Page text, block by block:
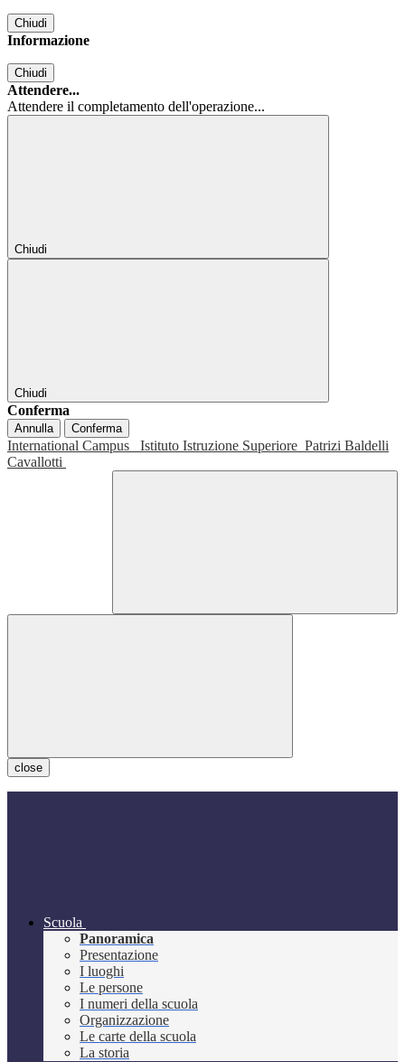
Chiudi
Informazione
Chiudi
Attendere...
Attendere il completamento dell'operazione...
Chiudi
Chiudi
Conferma
Annulla Conferma
International Campus Istituto Istruzione Superiore Patrizi Baldelli
Cavallotti
close
Scuola
Panoramica
Presentazione
I luoghi
Le persone
I numeri della scuola
Organizzazione
Le carte della scuola
La storia